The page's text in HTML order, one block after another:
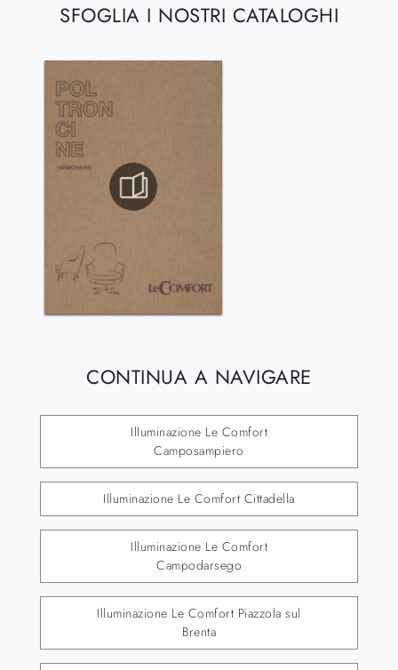
SFOGLIA I NOSTRI CATALOGHI
CONTINUA A NAVIGARE
Illuminazione Le Comfort
Camposampiero
Illuminazione Le Comfort Cittadella
Illuminazione Le Comfort
Campodarsego
Illuminazione Le Comfort Piazzola sul
Brenta